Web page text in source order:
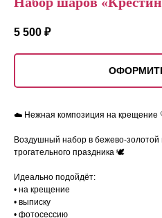
5 500 ₽
☁️ Нежная композиция на крещение
Воздушный набор в бежево-золотой
трогательного праздника 🕊️
Идеально подойдёт:
• на крещение
• выписку
• фотосессию